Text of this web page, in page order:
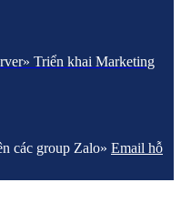
» Triển khai Marketing
các group Zalo» Email hỗ